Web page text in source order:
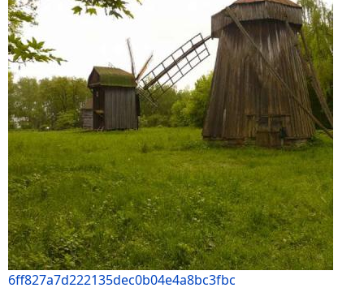
6ff827a7d222135dec0b04e4a8bc3fbc